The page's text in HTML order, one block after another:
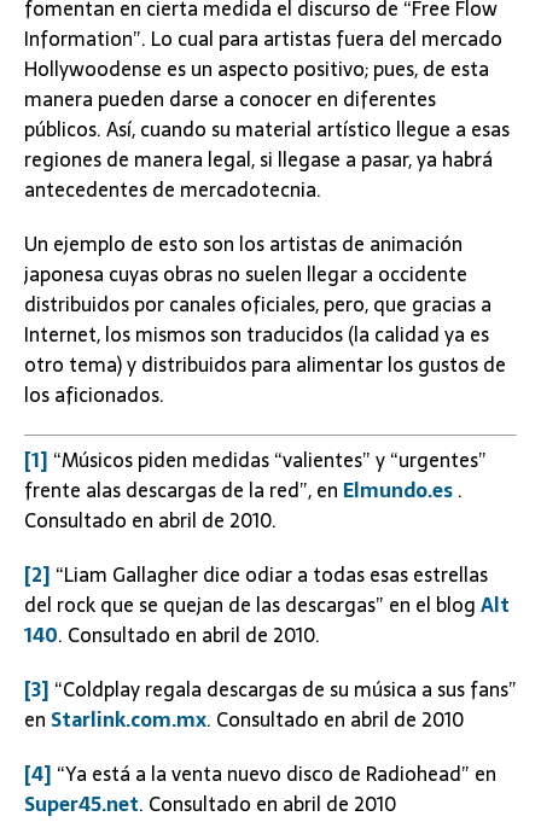
fomentan en cierta medida el discurso de “Free Flow
Information”. Lo cual para artistas fuera del mercado
Hollywoodense es un aspecto positivo; pues, de esta
manera pueden darse a conocer en diferentes
públicos. Así, cuando su material artístico llegue a esas
regiones de manera legal, si llegase a pasar, ya habrá
antecedentes de mercadotecnia.
Un ejemplo de esto son los artistas de animación
japonesa cuyas obras no suelen llegar a occidente
distribuidos por canales oficiales, pero, que gracias a
Internet, los mismos son traducidos (la calidad ya es
otro tema) y distribuidos para alimentar los gustos de
los aficionados.
[1] “Músicos piden medidas “valientes” y “urgentes”
frente alas descargas de la red”, en Elmundo.es.
Consultado en abril de 2010.
[2] “Liam Gallagher dice odiar a todas esas estrellas
del rock que se quejan de las descargas” en el blogAlt
140. Consultado en abril de 2010.
[3] “Coldplay regala descargas de su música a sus fans”
en Starlink.com.mx. Consultado en abril de 2010
[4] “Ya está a la venta nuevo disco de Radiohead” en
Super45.net. Consultado en abril de 2010